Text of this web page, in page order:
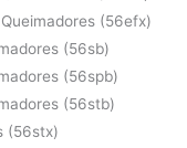
(56efx)
(56sb)
(56spb)
(56stb)
(56stx)